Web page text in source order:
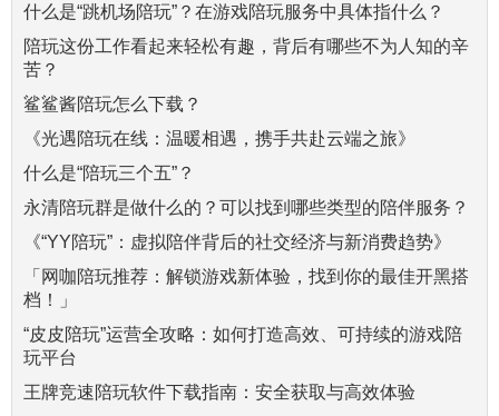
什么是“跳机场陪玩”？在游戏陪玩服务中具体指什么？
陪玩这份工作看起来轻松有趣，背后有哪些不为人知的辛
苦？
鲨鲨酱陪玩怎么下载？
《光遇陪玩在线：温暖相遇，携手共赴云端之旅》
什么是“陪玩三个五”？
永清陪玩群是做什么的？可以找到哪些类型的陪伴服务？
《“YY陪玩”：虚拟陪伴背后的社交经济与新消费趋势》
「网咖陪玩推荐：解锁游戏新体验，找到你的最佳开黑搭
档！」
“皮皮陪玩”运营全攻略：如何打造高效、可持续的游戏陪
玩平台
王牌竞速陪玩软件下载指南：安全获取与高效体验